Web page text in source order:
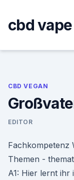
content
cbd
CBD VEGAN
EDITOR
Fachkompetenz
Themen -
A1: Hier lernt ihr